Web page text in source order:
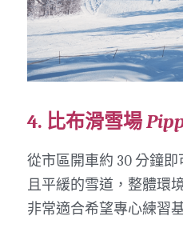
4. 比布滑雪場
從市區開車約 30 分鐘
且平緩的雪道，整體環
非常適合希望專心練習